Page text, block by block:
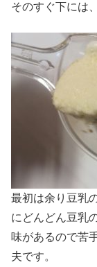
そのすぐ下には
最初は余り豆乳
にどんどん豆乳
味があるので苦
夫です。